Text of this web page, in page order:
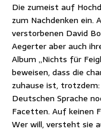
Die zumeist auf
zum Nachdenken ein.
verstorbenen David
Aegerter aber auch
Album „Nichts für
beweisen, dass die
zuhause ist,
Deutschen Sprache
Facetten. Auf keinen
Wer will, versteht sie